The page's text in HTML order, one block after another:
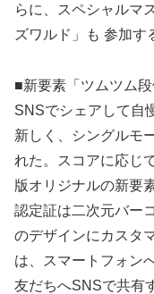
らに、スペシャルマ
ズワルド」も 参加す
■新要素「ツムツム
SNSでシェアして自
新しく、シングルモ
れた。スコアに応じ
版オリジナルの新要
認定証は二次元バー
のデザインにカスタ
は、スマートフォン
友だちへSNSで共有